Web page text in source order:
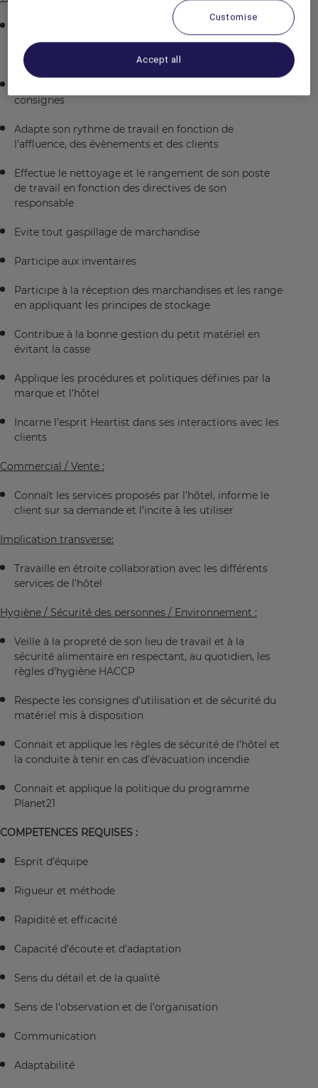
Fabrique, dresse les plats conformément aux fiches
techniques et en fonction des directives du
responsable
consignes
Adapte son rythme de travail en fonction de
l'affluence, des évènements et des clients
Effectue le nettoyage et le rangement de son poste
de travail en fonction des directives de son
responsable
Evite tout gaspillage de marchandise
Participe aux inventaires
Participe à la réception des marchandises et les range
en appliquant les principes de stockage
Contribue à la bonne gestion du petit matériel en
évitant la casse
Applique les procédures et politiques définies par la
marque et l’hôtel
Incarne l’esprit Heartist dans ses interactions avec les
clients
Commercial / Vente :
Connaît les services proposés par l’hôtel, informe le
client sur sa demande et l’incite à les utiliser
Implication transverse:
Travaille en étroite collaboration avec les différents
services de l’hôtel
Hygiène / Sécurité des personnes / Environnement :
Veille à la propreté de son lieu de travail et à la
sécurité alimentaire en respectant, au quotidien, les
règles d'hygiène HACCP
Respecte les consignes d’utilisation et de sécurité du
matériel mis à disposition
Connait et applique les règles de sécurité de l’hôtel et
la conduite à tenir en cas d’évacuation incendie
Connait et applique la politique du programme
Planet21
COMPETENCES REQUISES :
Esprit d’équipe
Rigueur et méthode
Rapidité et efficacité
Capacité d’écoute et d’adaptation
Sens du détail et de la qualité
Sens de l’observation et de l’organisation
Communication
Adaptabilité
Customise
Accept all